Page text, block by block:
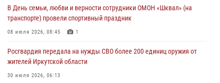
30 июля 2026, 06:13
При силовой поддержке СОБР Росгвардии в Иркутской области
30 июля 2026, 04:19
В честь 10-летия Росгвардии сотрудники вневедомственной охраны
В День семьи, любви и верности сотрудники ОМОН «Шквал» (на
транспорте) провели спортивный праздник
08 июля 2026, 08:45 1
Росгвардия передала на нужды СВО более 200 единиц оружия от
жителей Иркутской области
30 июля 2026, 06:13